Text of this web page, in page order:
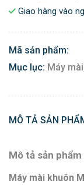
Giao hàng vào
Mã sản phẩm:
Mục lục: Máy
MÔ TẢ SẢN
Mô tả sản phẩm
Máy mài khuôn